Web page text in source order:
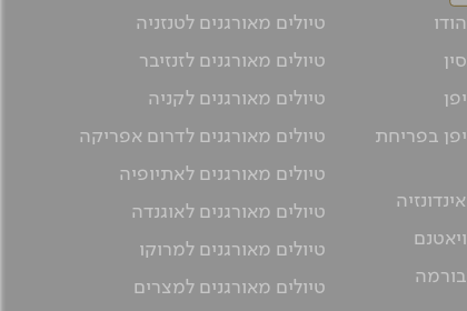
בפריחת
טיולים מאורגנים לטנזניה
טיולים מאורגנים לזנזיבר
טיולים מאורגנים לקניה
טיולים מאורגנים לדרום אפריקה
טיולים מאורגנים לאתיופיה
טיולים מאורגנים לאוגנדה
טיולים מאורגנים למרוקו
טיולים מאורגנים למצרים